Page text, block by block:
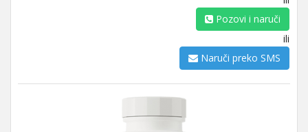
Pozovi i naruči
ili
Naruči preko SMS